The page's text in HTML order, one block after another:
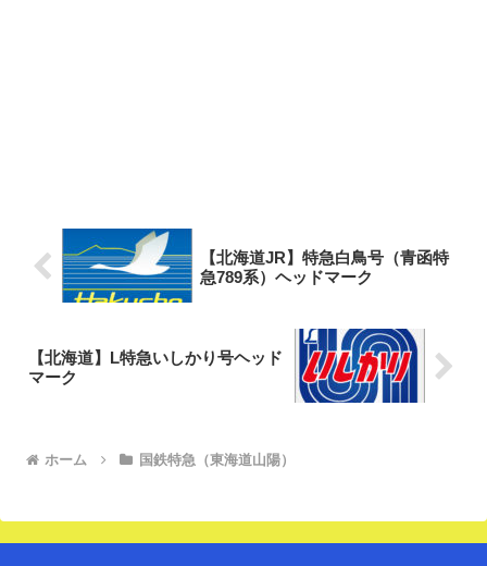
【北海道JR】特急白鳥号（青函特
急789系）ヘッドマーク
【北海道】L特急いしかり号ヘッド
マーク
ホーム 国鉄特急（東海道山陽）